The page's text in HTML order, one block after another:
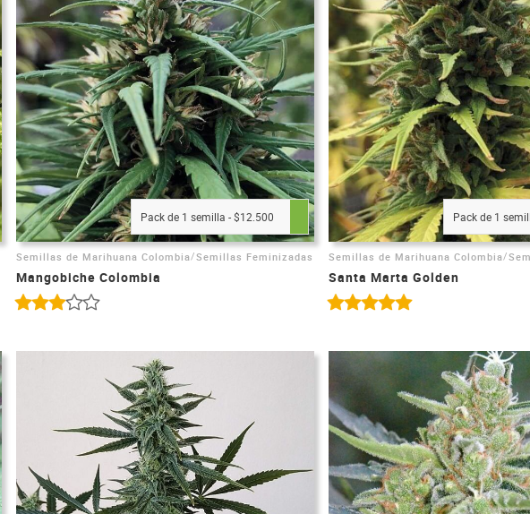
Pack de 1 semilla - $12.500
Semillas de Marihuana Colombia/Semillas Feminizadas
Mangobiche Colombia
Pack de 1
Semillas de Marihuana Colombia/
Santa Marta Golden